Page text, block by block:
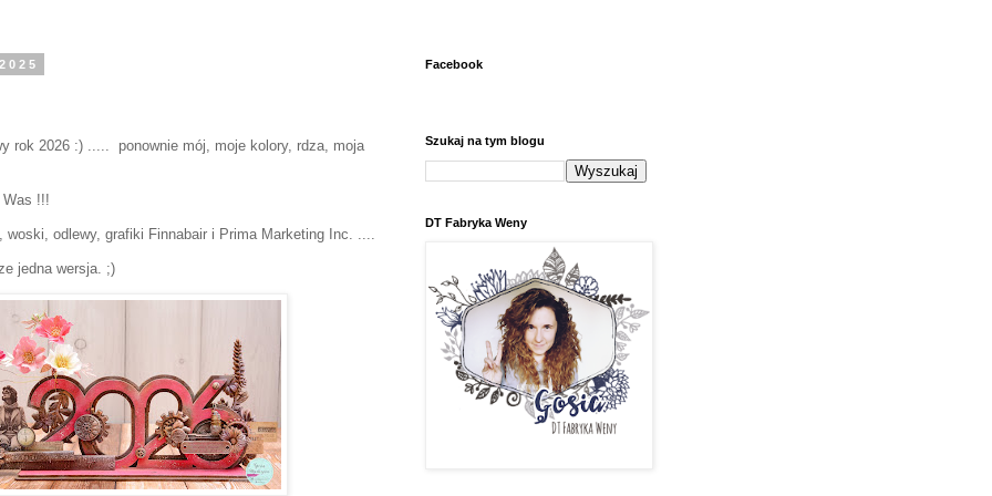
rok 2026 :) ..... ponownie mój, moje kolory, rdza, moja
Was !!!
woski, odlewy, grafiki Finnabair i Prima Marketing Inc. ....
jedna wersja. ;)
Facebook
Szukaj na tym blogu
DT Fabryka Weny